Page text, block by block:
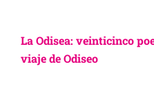
La Odisea: veinticinco
viaje de Odiseo